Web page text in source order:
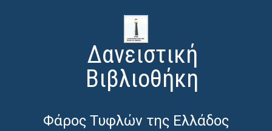
Δανειστική
Βιβλιοθήκη
Φάρος Τυφλών της Ελλάδος